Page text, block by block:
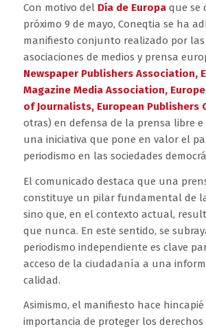
Con motivo del Día de Europaque se
próximo 9 de mayo, Coneqtia se ha
manifiesto conjunto realizado por
asociaciones de medios y prensa
Newspaper Publishers Association,
Magazine Media Association,
of Journalists, European Publishers
otras) en defensa de la prensa libre
una iniciativa que pone en valor el
periodismo en las sociedades
El comunicado destaca que una
constituye un pilar fundamental de
sino que, en el contexto actual,
que nunca. En este sentido, se
periodismo independiente es clave
acceso de la ciudadanía a una
calidad.
Asimismo, el manifiesto hace
importancia de proteger los